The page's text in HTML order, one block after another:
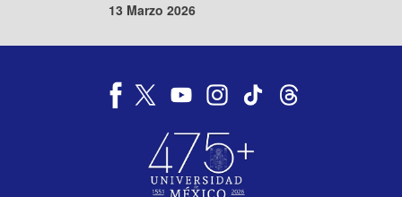
13 Marzo 2026